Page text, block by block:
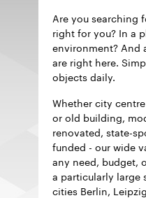
Are you searching
right for you? In a
environment? And
are right here.
objects daily.
Whether city
or old building,
renovated, state-
funded - our wide
any need, budget,
a particularly large
cities Berlin,